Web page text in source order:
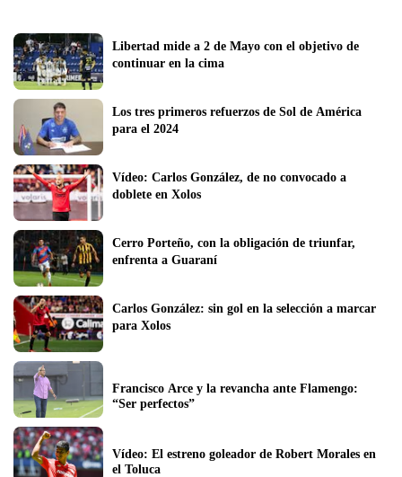
Libertad mide a 2 de Mayo con el objetivo de
continuar en la cima
Los tres primeros refuerzos de Sol de América
para el 2024
Vídeo: Carlos González, de no convocado a
doblete en Xolos
Cerro Porteño, con la obligación de triunfar,
enfrenta a Guaraní
Carlos González: sin gol en la selección a marcar
para Xolos
Francisco Arce y la revancha ante Flamengo:
“Ser perfectos”
Vídeo: El estreno goleador de Robert Morales en
el Toluca